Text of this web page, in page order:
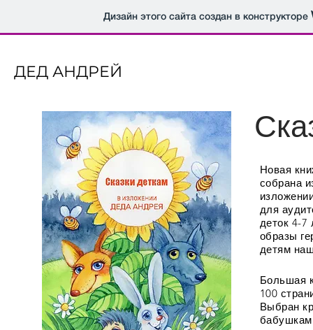
Дизайн этого сайта создан в конструкторе
ДЕД АНДРЕЙ
Новая
собрана
для
деток 4-7
образы
детям
Большая
100
Выбран